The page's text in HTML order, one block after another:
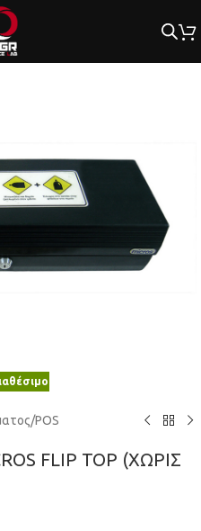
/POS
FLIP TOP (ΧΩΡΙΣ